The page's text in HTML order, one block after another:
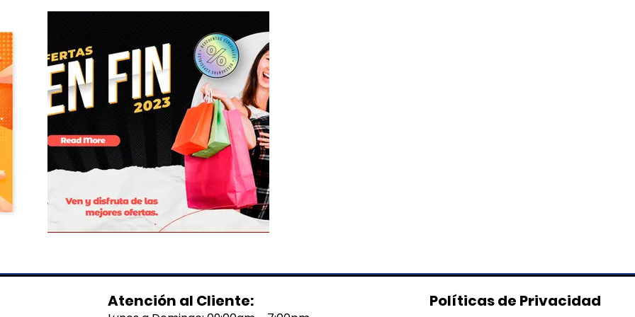
Atención al Cliente: Políticas de Privacidad